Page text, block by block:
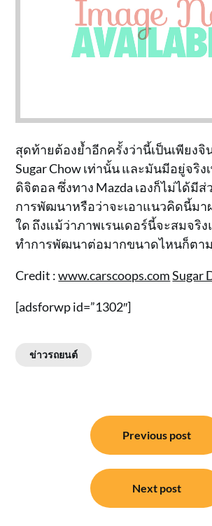
สุดท้ายต้องย้ำอีกครั้งว่านี้เป็นเพียงจิ
Sugar Chow เท่านั้น และมันมีอยู่จริง
ดิจิตอล ซึ่งทาง Mazda เองก็ไม่ได้มี
การพัฒนาหรือว่าจะเอาแนวคิดนี้มา
ใด ถึงแม้ว่าภาพเรนเดอร์นี้จะสมจริ
ทำการพัฒนาต่อมากขนาดไหนก็ตาม
Credit :www.carscoops.com Sugar
[adsforwp id=”1302″]
ข่าวรถยนต์
Previous post
Next post